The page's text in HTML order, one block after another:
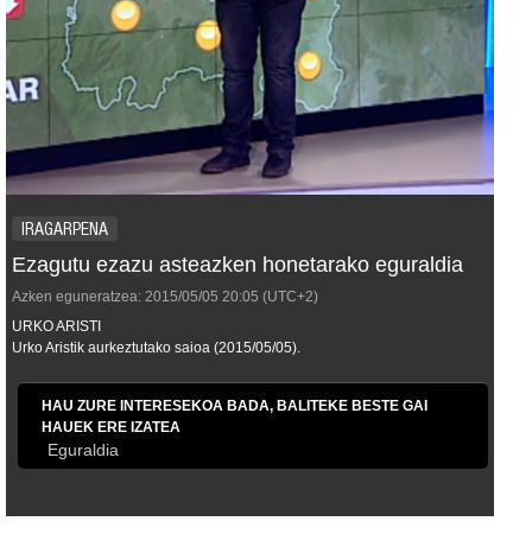
IRAGARPENA
Ezagutu ezazu asteazken honetarako eguraldia
Azken eguneratzea: 2015/05/05 20:05 (UTC+2)
URKO ARISTI
Urko Aristik aurkeztutako saioa (2015/05/05).
HAU ZURE INTERESEKOA BADA, BALITEKE BESTE GAI
HAUEK ERE IZATEA
Eguraldia